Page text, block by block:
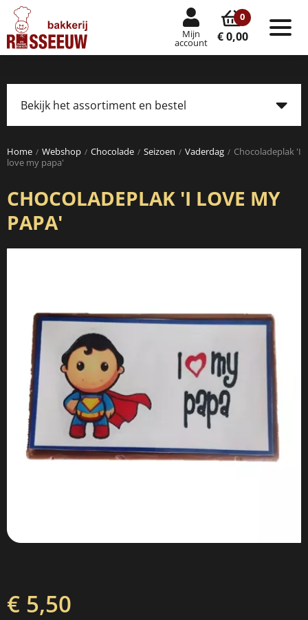
Mijn
account
0
€ 0,00
Bekijk het assortiment en bestel
Home Webshop Chocolade Seizoen Vaderdag
Chocoladeplak 'I
love my papa'
CHOCOLADEPLAK 'I LOVE MY
PAPA'
€ 5,50